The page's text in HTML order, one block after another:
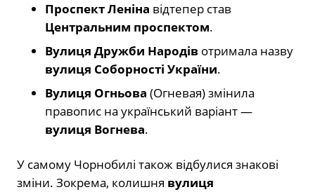
Проспект Леніна відтепер став
Центральним проспектом.
Вулиця Дружби Народів отримала назву
вулиця Соборності України.
Вулиця Огньова (Огневая) змінила
правопис на український варіант —
вулиця Вогнева.
У самому Чорнобилі також відбулися знакові
зміни. Зокрема, колишня вулиця